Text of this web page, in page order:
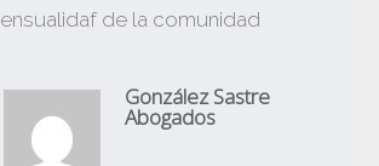
de la comunidad
González Sastre
Abogados